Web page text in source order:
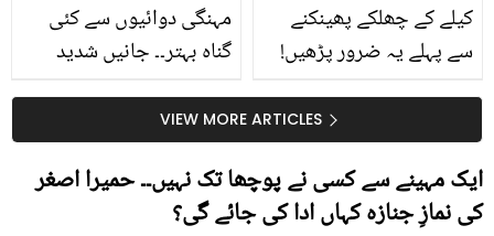
مہنگی دوائیوں سے کئی
گناہ بہتر۔۔ جانیں شدید
کیوں کھانا چاہیے؟
کیلے کے چھلکے پھینکنے
سے پہلے یہ ضرور پڑھیں!
سستا اور قدرتی حلVIEW MORE ARTICLES
ایک مہینے سے کسی نے پوچھا تک نہیں۔۔ حمیرا اصغر
کی نمازِ جنازہ کہاں ادا کی جائے گی؟